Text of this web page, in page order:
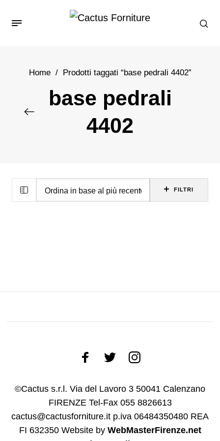
Home / Prodotti taggati “base pedrali 4402”
base pedrali
4402
FILTRI
©Cactus s.r.l. Via del Lavoro 3 50041 Calenzano
FIRENZE Tel-Fax 055 8826613
cactus@cactusforniture.it p.iva 06484350480 REA
FI 632350 Website by WebMasterFirenze.net